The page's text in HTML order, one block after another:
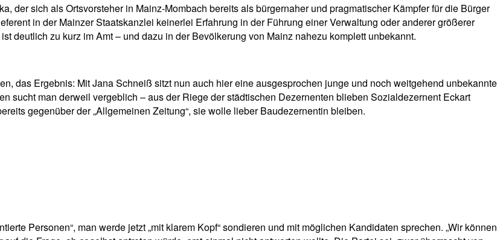
der sich als Ortsvorsteher in Mainz-Mombach bereits als bürgernaher und pragmatischer Kämpfer für die Bürger
in der Mainzer Staatskanzlei keinerlei Erfahrung in der Führung einer Verwaltung oder anderer größerer
deutlich zu kurz im Amt – und dazu in der Bevölkerung von Mainz nahezu komplett unbekannt.
das Ergebnis: Mit Jana Schneiß sitzt nun auch hier eine ausgesprochen junge und noch weitgehend unbekannte
sucht man derweil vergeblich – aus der Riege der städtischen Dezernenten blieben Sozialdezernent Eckart
gegenüber der „Allgemeinen Zeitung“, sie wolle lieber Baudezernentin bleiben.
Personen“, man werde jetzt „mit klarem Kopf“ sondieren und mit möglichen Kandidaten sprechen. „Wir können